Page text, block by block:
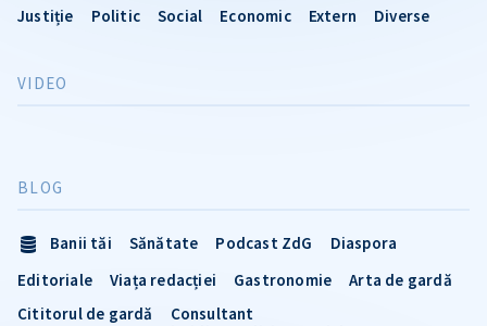
Justiție Politic Social Economic Extern Diverse
VIDEO
BLOG
Banii tăi Sănătate Podcast ZdG
Diaspora
Editoriale
Viața redacției Gastronomie
Arta de gardă
Cititorul de gardă
Consultant